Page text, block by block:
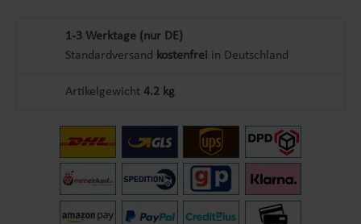
1-3 Werktage (nur DE)
Standardversand kostenfrei in Deutschland
Artikelgewicht 4.2 kg